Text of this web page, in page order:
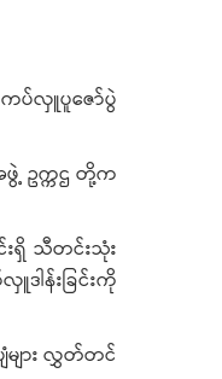
ပ်လှူပူဇော်ပွဲ
ဖွဲ့ ဥက္ကဌ တို့က
ရှိ သီတင်းသုံး
ါန်းခြင်းကို
ျား လွှတ်တင်